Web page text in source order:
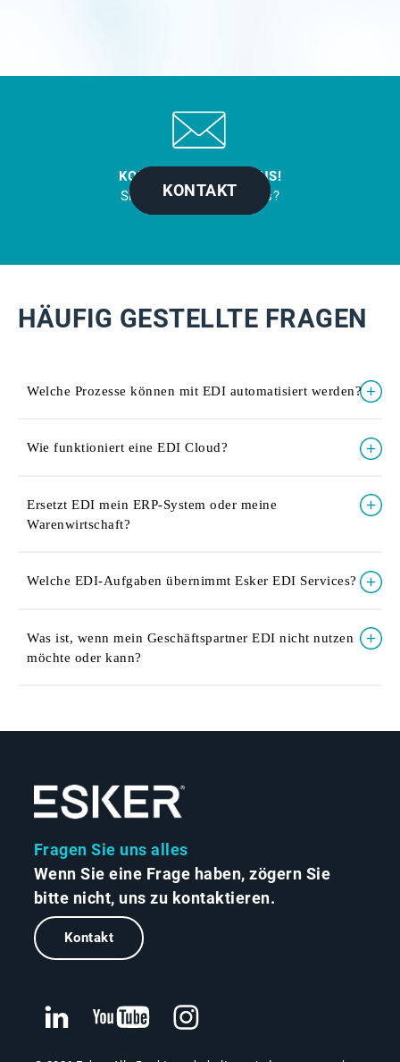
KONTAKTIEREN SIE UNS!
Sie möchten mehr Infos?
KONTAKT
HÄUFIG GESTELLTE FRAGEN
Welche Prozesse können mit EDI automatisiert werden?
Wie funktioniert eine EDI Cloud?
Ersetzt EDI mein ERP-System oder meine
Warenwirtschaft?
Welche EDI-Aufgaben übernimmt Esker EDI Services?
Was ist, wenn mein Geschäftspartner EDI nicht nutzen
möchte oder kann?
Fragen Sie uns alles
Wenn Sie eine Frage haben, zögern Sie
bitte nicht, uns zu kontaktieren.
Kontakt